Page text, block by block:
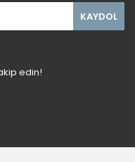
KAYDOL
edin!